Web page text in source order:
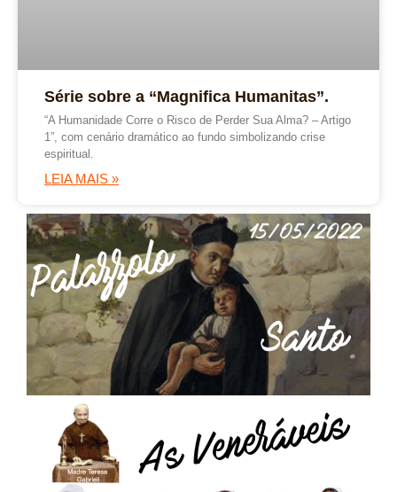
Série sobre a “Magnifica Humanitas”.
“A Humanidade Corre o Risco de Perder Sua Alma? – Artigo
1”, com cenário dramático ao fundo simbolizando crise
espiritual.
LEIA MAIS »